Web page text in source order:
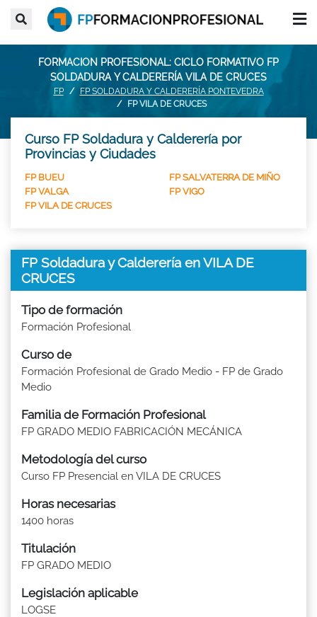
FORMACION PROFESIONAL: CICLO FORMATIVO FP
SOLDADURA Y CALDERERÍA VILA DE CRUCES
FP
FP SOLDADURA Y CALDERERÍA PONTEVEDRA
FP VILA DE CRUCES
Curso FP Soldadura y Calderería por
Provincias y Ciudades
FP BUEU
FP SALVATERRA DE MIÑO
FP VALGA
FP VIGO
FP VILA DE CRUCES
FP Soldadura y Calderería en VILA DE
CRUCES
Tipo de formación
Formación Profesional
Curso de
Formación Profesional de Grado Medio - FP de Grado
Medio
Familia de Formación Profesional
FP GRADO MEDIO FABRICACIÓN MECÁNICA
Metodología del curso
Curso FP Presencial en VILA DE CRUCES
Horas necesarias
1400 horas
Titulación
FP GRADO MEDIO
Legislación aplicable
LOGSE